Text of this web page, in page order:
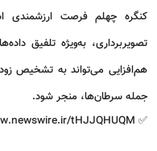
کنگره چهلم فرصت ارزشمندی
تصویربرداری، به‌ویژه تلفیق
هم‌افزایی می‌تواند به تشخیص
جمله سرطان‌ها، منجر شود.
✅ www.newswire.ir/tHJJQHUQM